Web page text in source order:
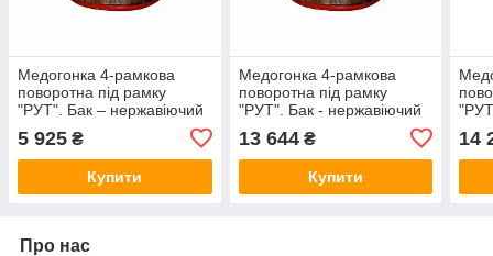
Медогонка 4-рамкова
поворотна під рамку
"РУТ". Бак – нержавіючий
(AISI 430); ротор, касети
зварені - порошкове
фарбування; кран –
5 925 ₴
Купити
Медогонка 4-рамкова
поворотна під рамку
"РУТ". Бак - нержавіючий
(AISI 304); ротор, касети
зварені - нержавіючі; кран
- пластик. Ø
13 644₴
Купити
–
14
Про нас